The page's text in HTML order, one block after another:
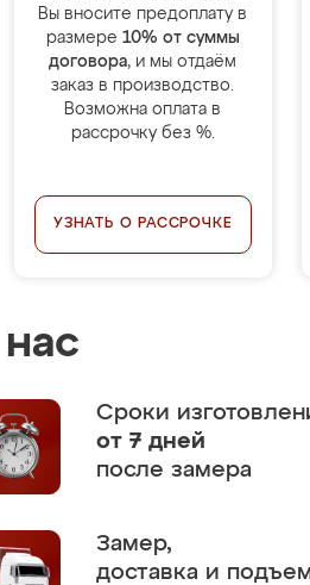
Вы вносите предоплату в
размере 10% от суммы
договора, и мы отдаём
заказ в производство.
Возможна оплата в
рассрочку без %.
УЗНАТЬ О РАССРОЧКЕ
Сроки
от 7 дней
после замера
Замер,
доставка и